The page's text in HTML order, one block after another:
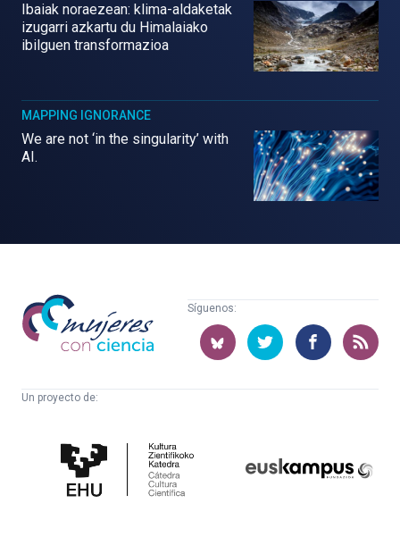
Ibaiak noraezean: klima-aldaketak
izugarri azkartu du Himalaiako
ibilguen transformazioa
MAPPING IGNORANCE
We are not ‘in the singularity’ with
AI.
Mujeres
con
ciencia
Síguenos:
Un proyecto de:
Cultura
Científica